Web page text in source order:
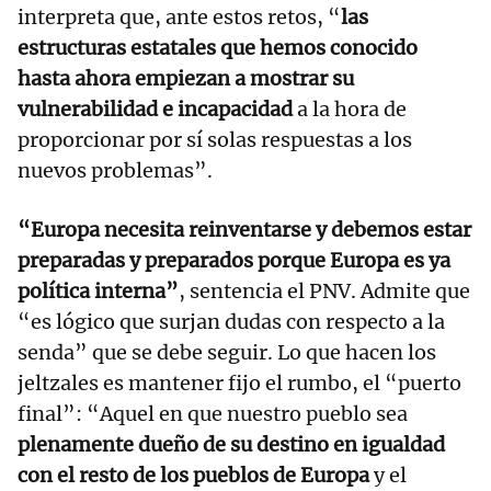
interpreta que, ante estos retos, “las
estructuras estatales que hemos conocido
hasta ahora empiezan a mostrar su
vulnerabilidad e incapacidada la hora de
proporcionar por sí solas respuestas a los
nuevos problemas”.
“Europa necesita reinventarse y debemos estar
preparadas y preparados porque Europa es ya
política interna”, sentencia el PNV. Admite que
“es lógico que surjan dudas con respecto a la
senda” que se debe seguir. Lo que hacen los
jeltzales es mantener fijo el rumbo, el “puerto
final”: “Aquel en que nuestro pueblo sea
plenamente dueño de su destino en igualdad
con el resto de los pueblos de Europay el